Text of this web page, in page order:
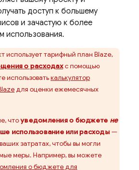
доступ к большему
и зачастую к более
использования.
использует тарифный план Blaze,
о расходахс помощью
использоватькалькулятор
для оценки ежемесячных
чтоуведомления о бюджете не
использование или расходы—
затратах, чтобы вы могли
меры. Например, вы можете
о бюджете для